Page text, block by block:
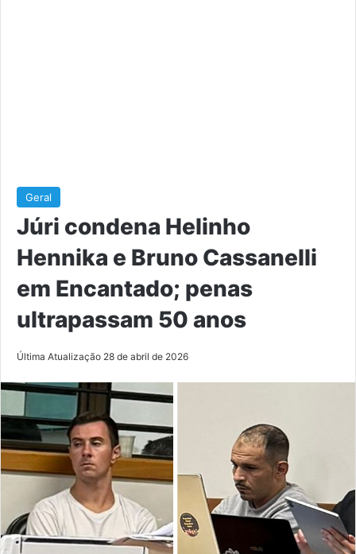
Geral
Júri condena Helinho
Hennika e Bruno Cassanelli
em Encantado; penas
ultrapassam 50 anos
Última Atualização 28 de abril de 2026